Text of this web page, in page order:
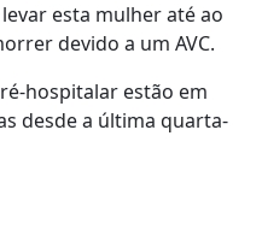
esta mulher até ao
devido a um AVC.
hospitalar estão em
desde a última quarta-